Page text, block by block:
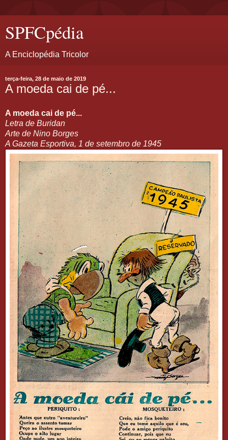
SPFCpédia
A Enciclopédia Tricolor
terça-feira, 28 de maio de 2019
A moeda cai de pé...
A moeda cai de pé...
Letra de Buridan
Arte de Nino Borges
A Gazeta Esportiva, 1 de setembro de 1945